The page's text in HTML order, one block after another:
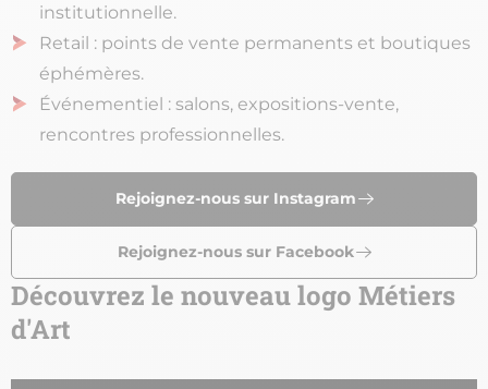
institutionnelle.
Retail : points de vente permanents et boutiques
éphémères.
Événementiel : salons, expositions-vente,
rencontres professionnelles.
Rejoignez-nous sur Instagram
Rejoignez-nous sur Facebook
url
Découvrez le nouveau logo Métiers
d'Art